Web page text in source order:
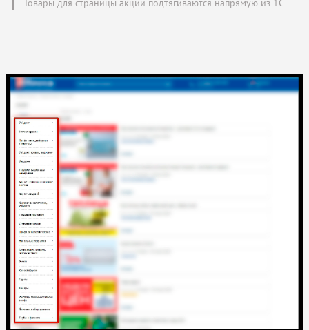
Товары для страницы акции подтягиваются напрямую из 1С